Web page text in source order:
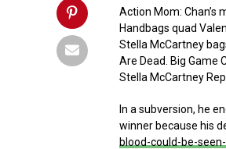
Action Mom: Chan’s
Handbags quad
Stella McCartney
Are Dead. Big Game
Stella McCartney
In a subversion, he
winner because his
blood-could-be-